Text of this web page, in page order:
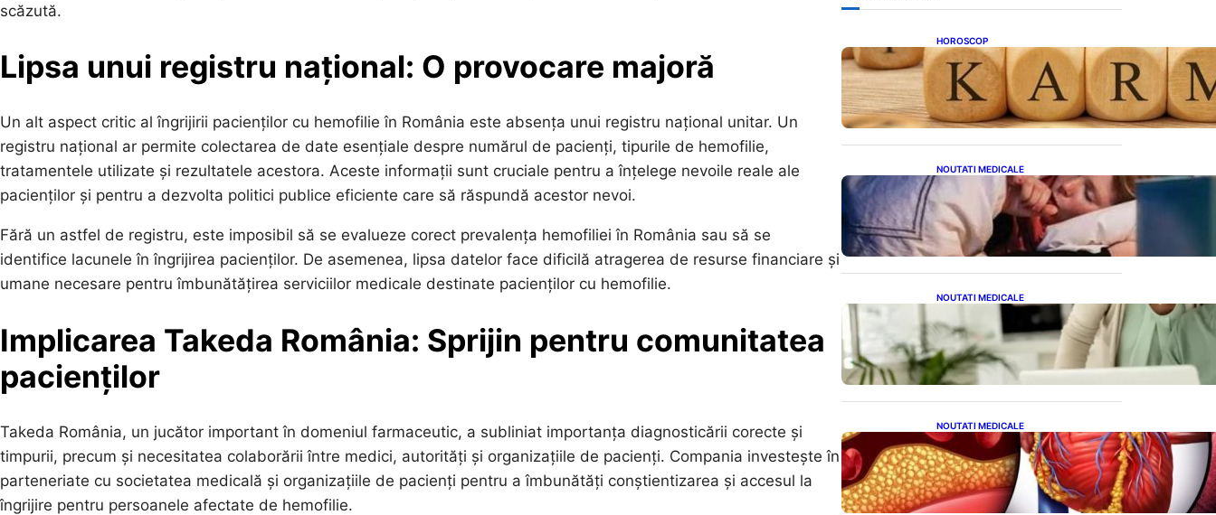
scăzută.
Lipsa unui registru național: O provocare majoră
Un alt aspect critic al îngrijirii pacienților cu hemofilie în România este absența unui registru național unitar. Un
registru național ar permite colectarea de date esențiale despre numărul de pacienți, tipurile de hemofilie,
tratamentele utilizate și rezultatele acestora. Aceste informații sunt cruciale pentru a înțelege nevoile reale ale
pacienților și pentru a dezvolta politici publice eficiente care să răspundă acestor nevoi.
Fără un astfel de registru, este imposibil să se evalueze corect prevalența hemofiliei în România sau să se
identifice lacunele în îngrijirea pacienților. De asemenea, lipsa datelor face dificilă atragerea de resurse financiare și
umane necesare pentru îmbunătățirea serviciilor medicale destinate pacienților cu hemofilie.
Implicarea Takeda România: Sprijin pentru comunitatea
pacienților
Takeda România, un jucător important în domeniul farmaceutic, a subliniat importanța diagnosticării corecte și
timpurii, precum și necesitatea colaborării între medici, autorități și organizațiile de pacienți. Compania investește în
parteneriate cu societatea medicală și organizațiile de pacienți pentru a îmbunătăți conștientizarea și accesul la
îngrijire pentru persoanele afectate de hemofilie.
HOROSCOP
Eclipsa și Karma: Impactul
Emoțional Asupra Zodiilor
Leu și Vărsător
NOUTATI MEDICALE
Tusea seacă nocturnă:
Semnale importante despre
sănătatea inimii tale
NOUTATI MEDICALE
Sprijin financiar pentru
pensionari: Ce înseamnă
ajutoarele de până la 500
de lei în 2026
NOUTATI MEDICALE
Descoperirea revoluționară:
Afereza terapeutică, un
posibil aliat în eliminarea
microplasticelor din sânge